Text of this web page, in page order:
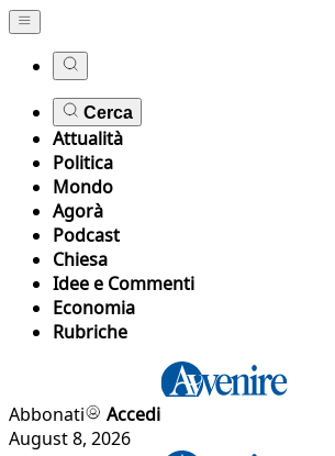
Cerca
Attualità
Politica
Mondo
Agorà
Podcast
Chiesa
Idee e Commenti
Economia
Rubriche
Abbonati
Accedi
August 8, 2026